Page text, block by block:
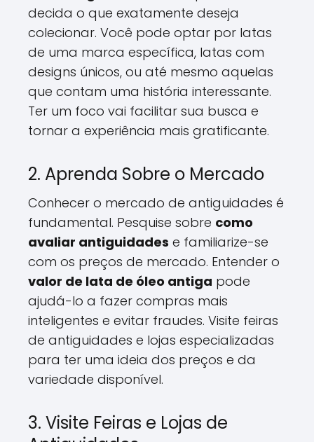
decida o que exatamente deseja
colecionar. Você pode optar por latas
de uma marca específica, latas com
designs únicos, ou até mesmo aquelas
que contam uma história interessante.
Ter um foco vai facilitar sua busca e
tornar a experiência mais gratificante.
2. Aprenda Sobre o Mercado
Conhecer o mercado de antiguidades é
fundamental. Pesquise sobre como
avaliar antiguidades e familiarize-se
com os preços de mercado. Entender o
valor de lata de óleo antiga pode
ajudá-lo a fazer compras mais
inteligentes e evitar fraudes. Visite feiras
de antiguidades e lojas especializadas
para ter uma ideia dos preços e da
variedade disponível.
3. Visite Feiras e Lojas de